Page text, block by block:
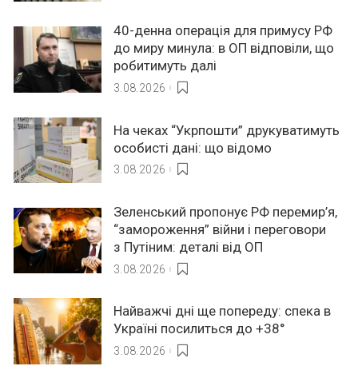
40-денна операція для примусу РФ
до миру минула: в ОП відповіли, що
робитимуть далі
3.08.2026
На чеках “Укрпошти” друкуватимуть
особисті дані: що відомо
3.08.2026
Зеленський пропонує РФ перемир’я,
“замороження” війни і переговори
з Путіним: деталі від ОП
3.08.2026
Найважчі дні ще попереду: спека в
Україні посилиться до +38°
3.08.2026